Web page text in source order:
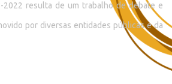
2022 resulta de um trabalho de debate e
por diversas entidades públicas e da